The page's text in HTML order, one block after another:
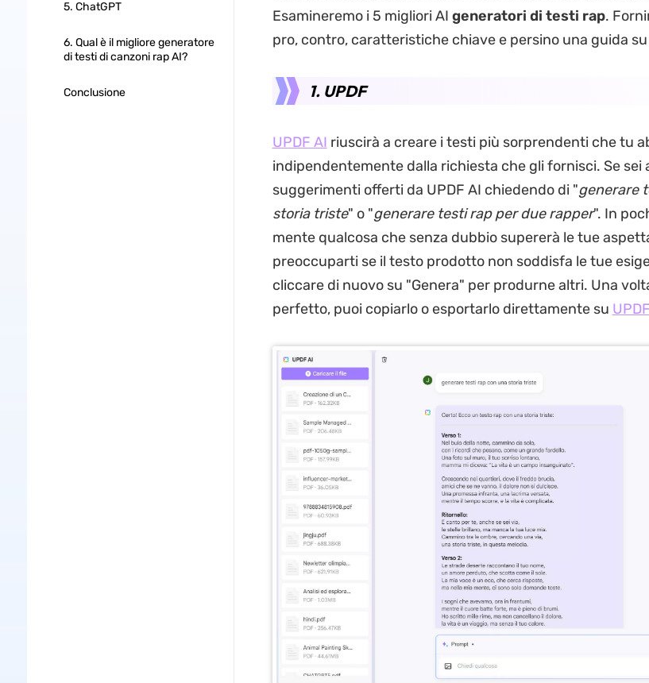
5. ChatGPT
6. Qual è il migliore generatore
di testi di canzoni rap AI?
Conclusione
Esamineremo i 5 migliori AI generatori di testi rap.
pro, contro, caratteristiche chiave e persino una guida
1. UPDF
UPDF AI riuscirà a creare i testi più sorprendenti che tu
indipendentemente dalla richiesta che gli fornisci. Se sei
suggerimenti offerti da UPDF AI chiedendo di "generare
storia triste" o "generare testi rap per due rapper". In
mente qualcosa che senza dubbio supererà le tue
preoccuparti se il testo prodotto non soddisfa le tue
cliccare di nuovo su "Genera" per produrne altri. Una
perfetto, puoi copiarlo o esportarlo direttamente su UPDF